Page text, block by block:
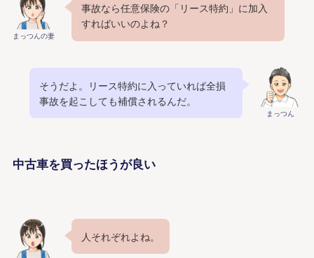
まっつんの妻
事故なら任意保険の「リース特約」に加入
すればいいのよね？
まっつん
そうだよ。リース特約に入っていれば全損
事故を起こしても補償されるんだ。
中古車を買ったほうが良い
人それぞれよね。